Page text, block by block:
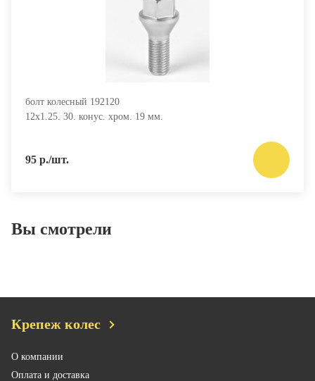
болт колесный 192120
12х1.25. 30. конус. хром. 19 мм.
95 р./шт.
Вы смотрели
Крепеж колес
О компании
Оплата и доставка